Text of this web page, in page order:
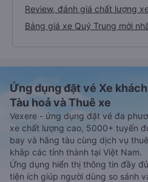
Review, đánh giá chất lượng
Bảng giá xe Quý Trung mới
Ứng dụng đặt vé Xe
Tàu hoả và Thuê xe
Vexere - ứng dụng đặt vé đa
xe chất lượng cao, 5000+ tuyến
bay và hãng tàu cùng dịch vụ
khắp các tỉnh thành tại Việt Nam.
Ứng dụng hiển thị thông tin đầy
tiện ích giúp người dùng so sánh